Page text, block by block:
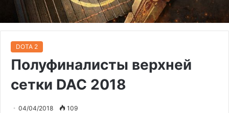
DOTA 2
Полуфиналисты верхней
сетки DAC 2018
04/04/2018 109